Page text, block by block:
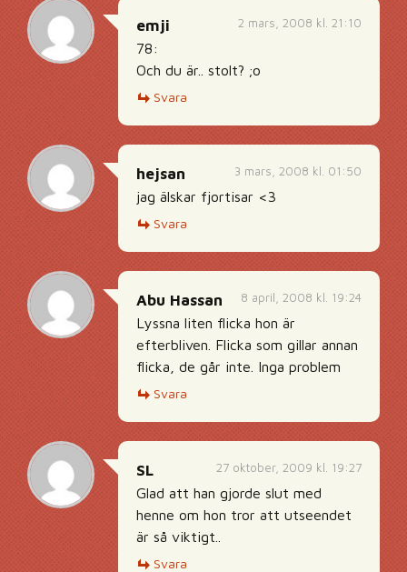
2 mars, 2008 kl. 21:10
emji
78:
Och du är.. stolt? ;o
Svara
3 mars, 2008 kl. 01:50
hejsan
jag älskar fjortisar <3
Svara
8 april, 2008 kl. 19:24
Abu Hassan
Lyssna liten flicka hon är
efterbliven. Flicka som gillar annan
flicka, de går inte. Inga problem
Svara
27 oktober, 2009 kl. 19:27
SL
Glad att han gjorde slut med
henne om hon tror att utseendet
är så viktigt..
Svara